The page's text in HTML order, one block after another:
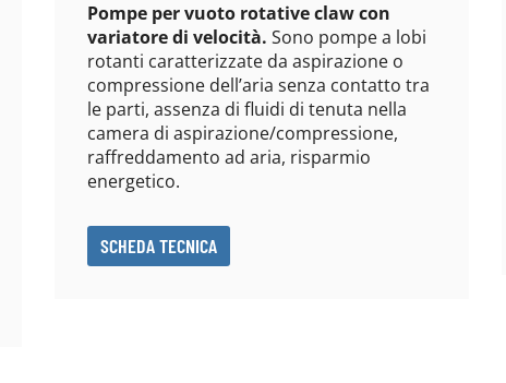
Pompe per vuoto rotative claw con
variatore di velocità. Sono pompe a lobi
rotanti caratterizzate da aspirazione o
compressione dell’aria senza contatto tra
le parti, assenza di fluidi di tenuta nella
camera di aspirazione/compressione,
raffreddamento ad aria, risparmio
energetico.
SCHEDA TECNICA